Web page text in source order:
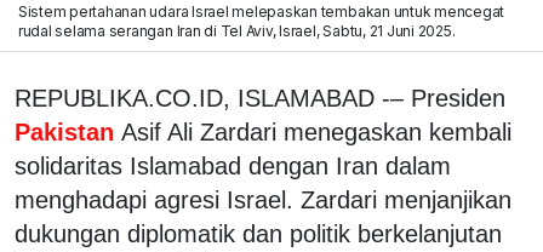
Sistem pertahanan udara Israel melepaskan tembakan untuk mencegat
rudal selama serangan Iran di Tel Aviv, Israel, Sabtu, 21 Juni 2025.
REPUBLIKA.CO.ID, ISLAMABAD -– Presiden
Pakistan Asif Ali Zardari menegaskan kembali
solidaritas Islamabad dengan Iran dalam
menghadapi agresi Israel. Zardari menjanjikan
dukungan diplomatik dan politik berkelanjutan